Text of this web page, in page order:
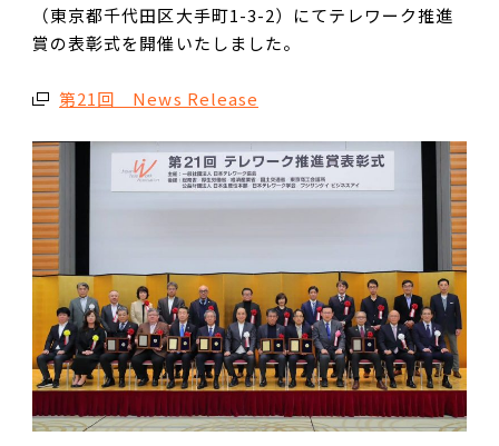
（東京都千代田区大手町1-3-2）にてテレワーク推進
賞の表彰式を開催いたしました。
第21回 News Release